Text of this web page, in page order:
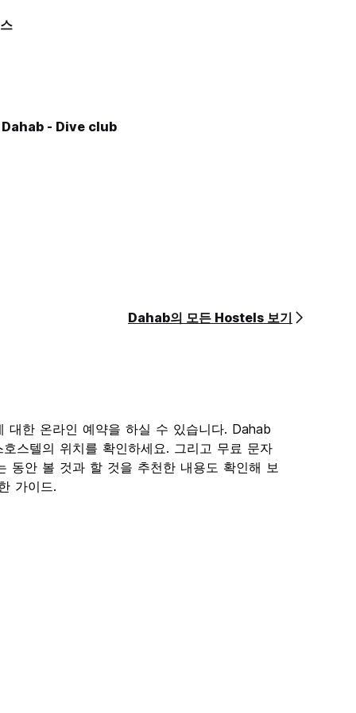
- Dive club
Dahab의 모든 Hostels 보기
한 온라인 예약을 하실 수 있습니다. Dahab
스텔의 위치를 확인하세요. 그리고 무료 문자
동안 볼 것과 할 것을 추천한 내용도 확인해 보
가이드.